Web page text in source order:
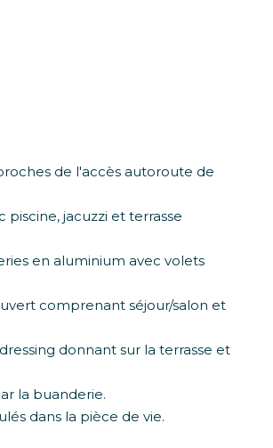
de l'accès autoroute de
jacuzzi et terrasse
en aluminium avec volets
comprenant séjour/salon et
donnant sur la terrasse et
la buanderie.
dans la pièce de vie.